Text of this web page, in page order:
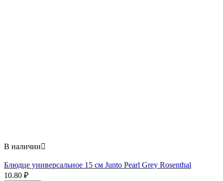
В наличии
Блюдце универсальное 15 см Junto Pearl Grey Rosenthal
10.80 ₽